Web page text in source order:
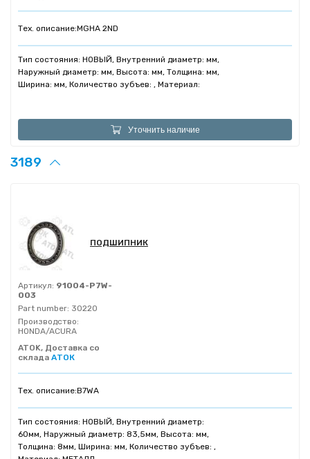
Тех. описание:MGHA 2ND
Тип состояния: НОВЫЙ, Внутренний диаметр: мм,
Наружный диаметр: мм, Высота: мм, Толщина: мм,
Ширина: мм, Количество зубъев: , Материал:
Уточнить наличие
3189
ПОДШИПНИК
Артикул: 91004-P7W-
003
Part number: 30220
Производство:
HONDA/ACURA
ATOK, Доставка со
склада АТОК
Тех. описание:B7WA
Тип состояния: НОВЫЙ, Внутренний диаметр:
60мм, Наружный диаметр: 83,5мм, Высота: мм,
Толщина: 8мм, Ширина: мм, Количество зубъев: ,